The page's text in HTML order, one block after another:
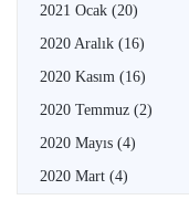
2021 Ocak (20)
2020 Aralık (16)
2020 Kasım (16)
2020 Temmuz (2)
2020 Mayıs (4)
2020 Mart (4)